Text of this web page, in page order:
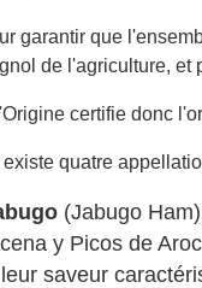
garantir que
de l'agriculture, et
certifie donc
quatre
(Jabugo
y Picos de
saveur